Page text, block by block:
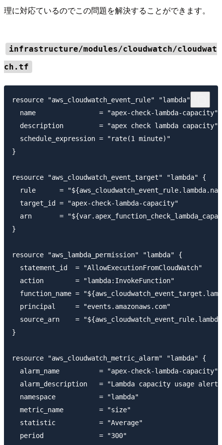
理に対応ているのでこの問題を解決することができます。
infrastructure/modules/cloudwatch/cloudwat
ch.tf
resource "aws_cloudwatch_event_rule" "lambda" {
  name                = "apex-check-lambda-capacity"
  description         = "apex check lambda capacity"
  schedule_expression = "rate(1 minute)"
}
resource "aws_cloudwatch_event_target" "lambda" {
rule      =
  target_id = "apex-check-lambda-capacity"
arn       =
}
resource "aws_lambda_permission" "lambda" {
  statement_id  = "AllowExecutionFromCloudWatch"
  action        = "lambda:InvokeFunction"
function_name =
  principal     = "events.amazonaws.com"
source_arn    =
}
resource "aws_cloudwatch_metric_alarm" "lambda" {
  alarm_name          = "apex-check-lambda-capacity"
  alarm_description   = "Lambda capacity usage alert"
  namespace           = "lambda"
  metric_name         = "size"
  statistic           = "Average"
  period              = "300"